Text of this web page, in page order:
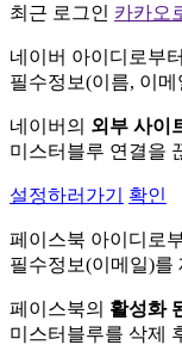
최근 로그인 카카오
네이버 아이디로부터
필수정보(이름, 이
네이버의 외부 사이
미스터블루 연결을
설정하러가기 확인
페이스북 아이디로
필수정보(이메일)를
페이스북의 활성화
미스터블루를 삭제